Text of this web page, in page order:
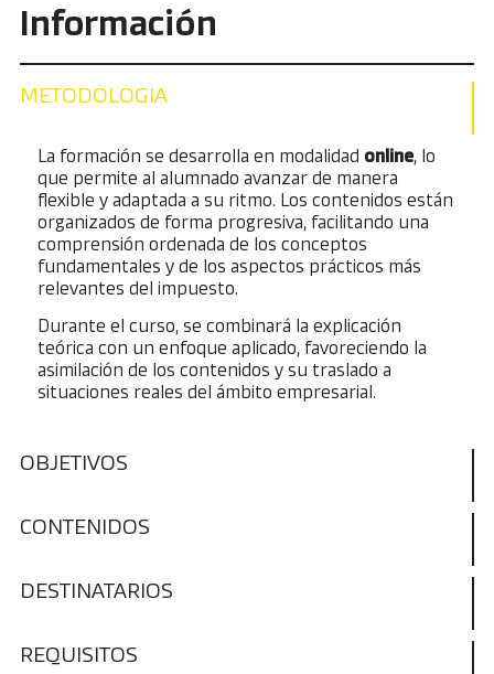
Información
METODOLOGIA
OBJETIVOS
CONTENIDOS
DESTINATARIOS
REQUISITOS
La formación se desarrolla en modalidad online, lo
que permite al alumnado avanzar de manera
flexible y adaptada a su ritmo. Los contenidos están
organizados de forma progresiva, facilitando una
comprensión ordenada de los conceptos
fundamentales y de los aspectos prácticos más
relevantes del impuesto.
Durante el curso, se combinará la explicación
teórica con un enfoque aplicado, favoreciendo la
asimilación de los contenidos y su traslado a
situaciones reales del ámbito empresarial.